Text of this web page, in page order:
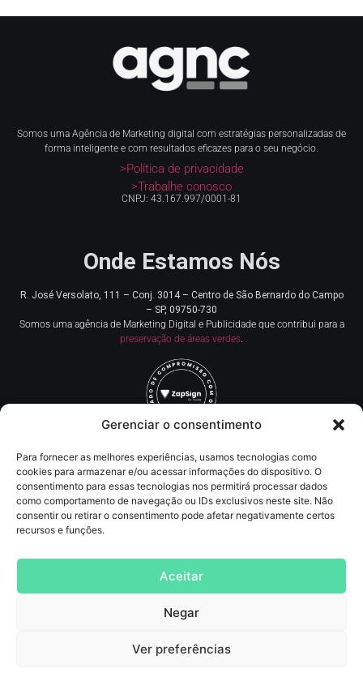
Gerenciar o consentimento
Para fornecer as melhores experiências, usamos tecnologias como
cookies para armazenar e/ou acessar informações do dispositivo. O
consentimento para essas tecnologias nos permitirá processar dados
como comportamento de navegação ou IDs exclusivos neste site. Não
consentir ou retirar o consentimento pode afetar negativamente certos
recursos e funções.
Aceitar
Negar
Ver preferências
Somos uma Agência de Marketing digital com estratégias personalizadas de
forma inteligente e com resultados eficazes para o seu negócio.
>Política de privacidade
>Trabalhe conosco
CNPJ: 43.167.997/0001-81
Onde Estamos Nós
R. José Versolato, 111 – Conj. 3014 – Centro de São Bernardo do Campo
– SP, 09750-730
Somos uma agência de Marketing Digital e Publicidade que contribui para a
preservação de áreas verdes.
Redes Sociais
Contato
contato@agncservicos.com
, Publicidade, comunicação, assessoria de imprensa,